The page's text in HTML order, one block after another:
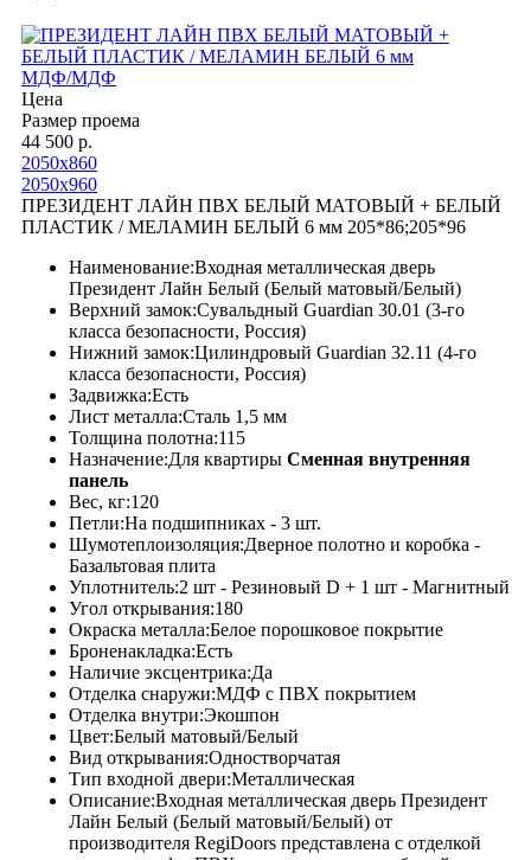
МДФ/МДФ
Цена
Размер проема
44 500 р.
2050х860
2050х960
ПРЕЗИДЕНТ ЛАЙН ПВХ БЕЛЫЙ МАТОВЫЙ + БЕЛЫЙ
ПЛАСТИК / МЕЛАМИН БЕЛЫЙ 6 мм 205*86;205*96
Наименование:Входная металлическая дверь
Президент Лайн Белый (Белый матовый/Белый)
Верхний замок:Сувальдный Guardian 30.01 (3-го
класса безопасности, Россия)
Нижний замок:Цилиндровый Guardian 32.11 (4-го
класса безопасности, Россия)
Задвижка:Есть
Лист металла:Сталь 1,5 мм
Толщина полотна:115
Назначение:Для квартиры Сменная внутренняя
панель
Вес, кг:120
Петли:На подшипниках - 3 шт.
Шумотеплоизоляция:Дверное полотно и коробка -
Базальтовая плита
Уплотнитель:2 шт - Резиновый D + 1 шт - Магнитный
Угол открывания:180
Окраска металла:Белое порошковое покрытие
Броненакладка:Есть
Наличие эксцентрика:Да
Отделка снаружи:МДФ с ПВХ покрытием
Отделка внутри:Экошпон
Цвет:Белый матовый/Белый
Вид открывания:Одностворчатая
Тип входной двери:Металлическая
Описание:Входная металлическая дверь Президент
Лайн Белый (Белый матовый/Белый) от
производителя RegiDoors представлена с отделкой